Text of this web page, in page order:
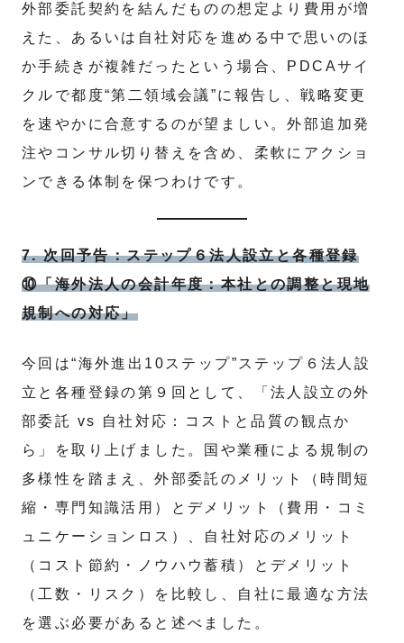
外部委託契約を結んだものの想定より費用が増
えた、あるいは自社対応を進める中で思いのほ
か手続きが複雑だったという場合、PDCAサイ
クルで都度“第二領域会議”に報告し、戦略変更
を速やかに合意するのが望ましい。外部追加発
注やコンサル切り替えを含め、柔軟にアクショ
ンできる体制を保つわけです。
7. 次回予告：ステップ６法人設立と各種登録
⑩「海外法人の会計年度：本社との調整と現地
規制への対応」
今回は“海外進出10ステップ”ステップ６法人設
立と各種登録の第９回として、「法人設立の外
部委託 vs 自社対応：コストと品質の観点か
ら」を取り上げました。国や業種による規制の
多様性を踏まえ、外部委託のメリット（時間短
縮・専門知識活用）とデメリット（費用・コミ
ュニケーションロス）、自社対応のメリット
（コスト節約・ノウハウ蓄積）とデメリット
（工数・リスク）を比較し、自社に最適な方法
を選ぶ必要があると述べました。